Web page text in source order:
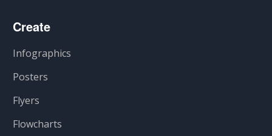
Create
Infographics
Posters
Flyers
Flowcharts